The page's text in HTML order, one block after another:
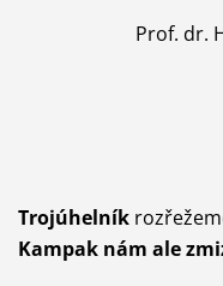
Prof. dr.
Trojúhelník
Kampak nám ale